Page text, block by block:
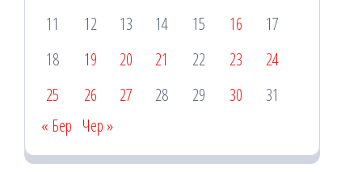
11
12 13 14 15 16
17
18
19 20 21 22 23
24
25
26 27 28 29 30
31
« Бер Чер »